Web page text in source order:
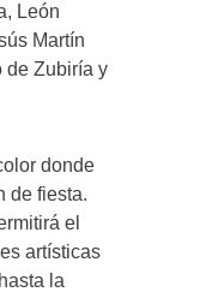
León
Martín
de Zubiría y
donde
de fiesta.
el
artísticas
la